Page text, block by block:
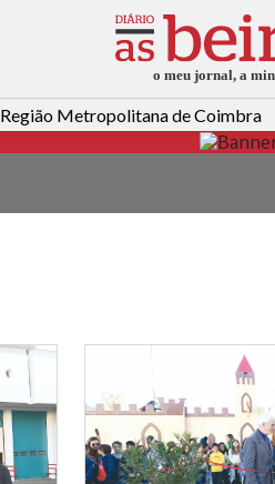
Região Metropolitana de Coimbra